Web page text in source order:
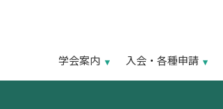
学会案内 入会・各種申請